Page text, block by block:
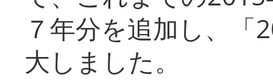
７年分を追加し、「
大しまし